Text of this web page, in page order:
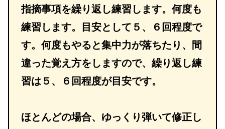
指摘事項を繰り返し練習します。何度も
練習します。目安として５、６回程度で
す。何度もやると集中力が落ちたり、間
違った覚え方をしますので、繰り返し練
習は５、６回程度が目安です。
ほとんどの場合、ゆっくり弾いて修正し